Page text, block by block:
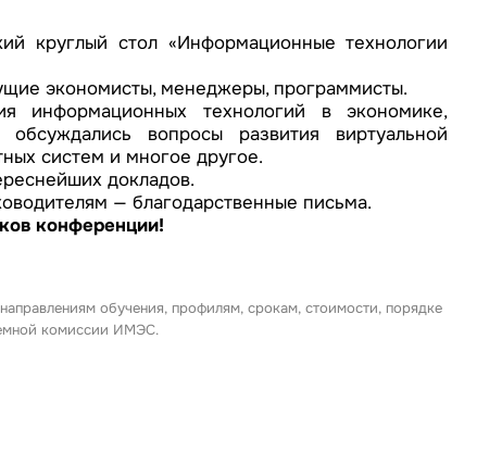
круглый стол «Информационные технологии
экономисты, менеджеры, программисты.
информационных технологий в экономике,
вопросы развития виртуальной
систем и многое другое.
докладов.
— благодарственные письма.
конференции!
обучения, профилям, срокам, стоимости, порядке
комиссии ИМЭС.